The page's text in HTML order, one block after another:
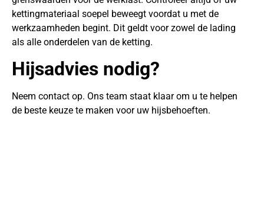
kettingmateriaal soepel beweegt voordat u met de
werkzaamheden begint. Dit geldt voor zowel de lading
als alle onderdelen van de ketting.
Hijsadvies nodig?
Neem contact op. Ons team staat klaar om u te helpen
de beste keuze te maken voor uw hijsbehoeften.